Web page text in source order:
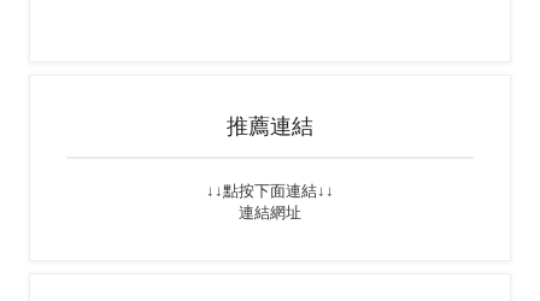
推薦連結
↓↓點按下面連結↓↓
連結網址